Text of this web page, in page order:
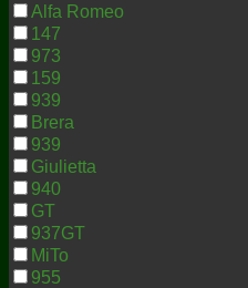
Alfa Romeo
147
973
159
939
Brera
939
Giulietta
940
GT
937GT
MiTo
955